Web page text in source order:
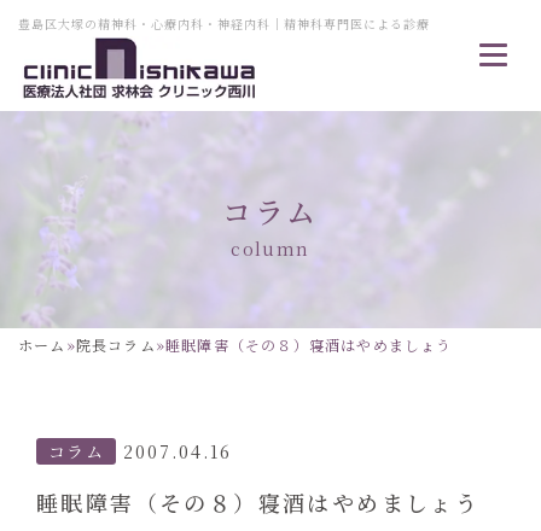
豊島区大塚の精神科・心療内科・神経内科｜精神科専門医による診療
コラム
column
ホーム »院長コラム»睡眠障害（その８）寝酒はやめましょう
コラム 2007.04.16
睡眠障害（その８）寝酒はやめましょう